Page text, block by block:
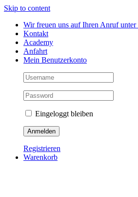
Skip to content
Wir freuen uns auf Ihren Anruf
Kontakt
Academy
Anfahrt
Mein Benutzerkonto
Eingeloggt bleiben
Registrieren
Warenkorb